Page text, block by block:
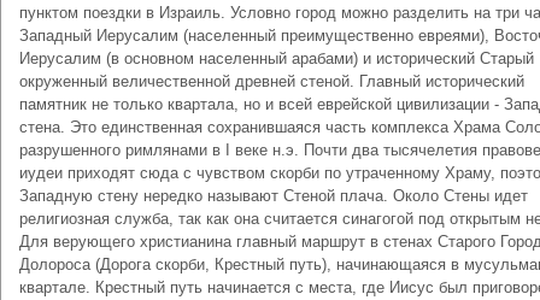
пунктом поездки в Израиль. Условно город можно разделить на три
Западный Иерусалим (населенный преимущественно евреями),
Иерусалим (в основном населенный арабами) и исторический Старый
окруженный величественной древней стеной. Главный исторический
памятник не только квартала, но и всей еврейской цивилизации -
стена. Это единственная сохранившаяся часть комплекса Храма
разрушенного римлянами в I веке н.э. Почти два тысячелетия
иудеи приходят сюда с чувством скорби по утраченному Храму,
Западную стену нередко называют Стеной плача. Около Стены идет
религиозная служба, так как она считается синагогой под открытым
Для верующего христианина главный маршрут в стенах Старого
Долороса (Дорога скорби, Крестный путь), начинающаяся в
квартале. Крестный путь начинается с места, где Иисус был